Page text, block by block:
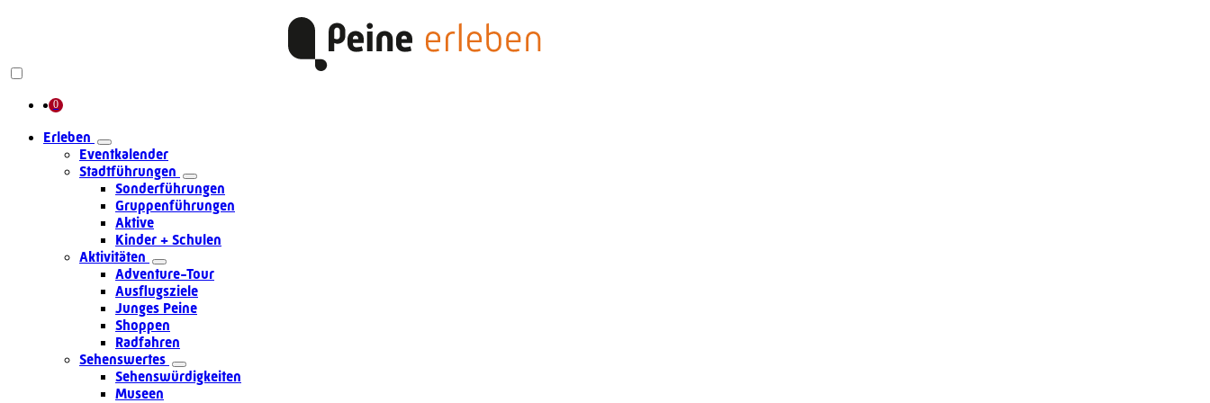
Erleben
Eventkalender
Stadtführungen
Sonderführungen
Gruppenführungen
Aktive
Kinder + Schulen
Aktivitäten
Adventure-Tour
Ausflugsziele
Junges Peine
Shoppen
Radfahren
Sehenswertes
Sehenswürdigkeiten
Museen